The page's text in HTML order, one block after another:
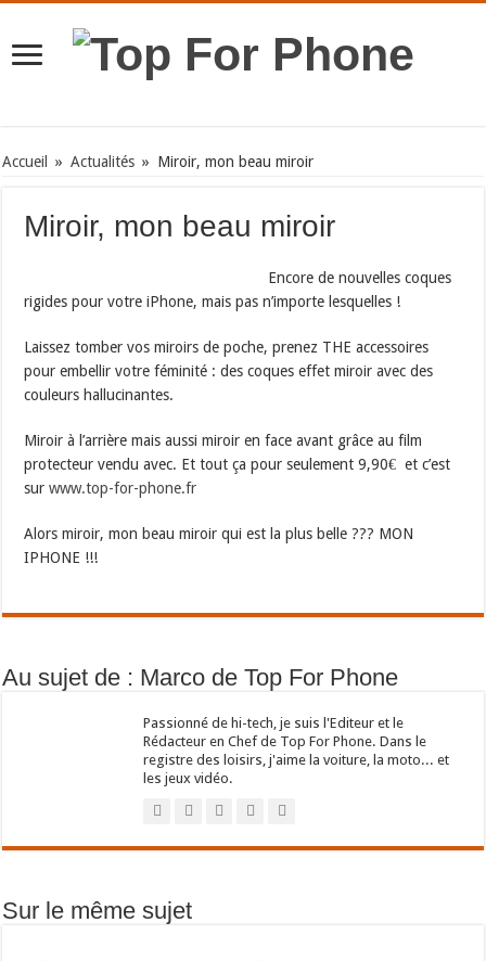
Accueil » Actualités » Miroir, mon beau miroir
Miroir, mon beau miroir
Encore de nouvelles coques
rigides pour votre iPhone, mais pas n’importe lesquelles !
Laissez tomber vos miroirs de poche, prenez THE accessoires
pour embellir votre féminité : des coques effet miroir avec des
couleurs hallucinantes.
Miroir à l’arrière mais aussi miroir en face avant grâce au film
protecteur vendu avec. Et tout ça pour seulement 9,90€ et c’est
surwww.top-for-phone.fr
Alors miroir, mon beau miroir qui est la plus belle ??? MON
IPHONE !!!
Au sujet de : Marco de Top For Phone
Passionné de hi-tech, je suis l'Editeur et le
Rédacteur en Chef de Top For Phone. Dans le
registre des loisirs, j'aime la voiture, la moto... et
les jeux vidéo.
Sur le même sujet